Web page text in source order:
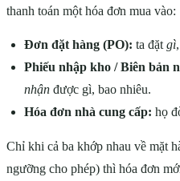
thanh toán một hóa đơn mua vào:
Đơn đặt hàng (PO): ta đặtgì
Phiếu nhập kho / Biên bản
nhận được gì, bao nhiêu.
Hóa đơn nhà cung cấp: họ
Chỉ khi cả ba khớp nhau về mặt
ngưỡng cho phép) thì hóa đơn